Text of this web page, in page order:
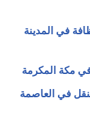
في المدينة
مكة المكرمة
في العاصمة